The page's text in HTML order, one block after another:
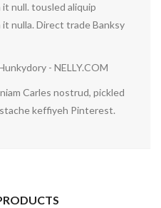
null. tousled aliquip
nulla. Direct trade Banksy
- NELLY.COM
Carles nostrud, pickled
keffiyeh Pinterest.